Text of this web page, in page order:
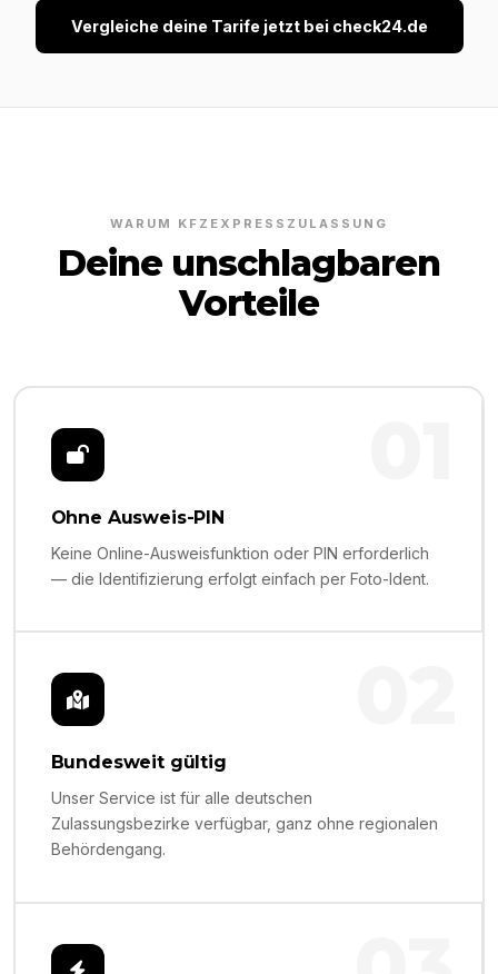
Vergleiche deine Tarife jetzt bei check24.de
WARUM KFZEXPRESSZULASSUNG
Deine unschlagbaren
Vorteile
Ohne Ausweis-PIN
Keine Online-Ausweisfunktion oder PIN erforderlich
— die Identifizierung erfolgt einfach per Foto-Ident.
Bundesweit gültig
Unser Service ist für alle deutschen
Zulassungsbezirke verfügbar, ganz ohne regionalen
Behördengang.